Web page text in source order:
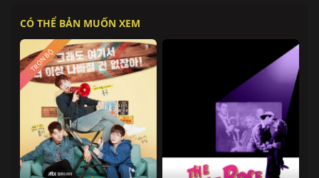
CÓ THỂ BẢN MUỐN XEM
TRỌN BỘ